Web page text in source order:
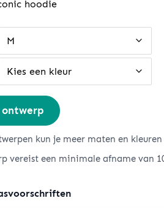
€36.66
hoodie
M
Kies een kleur
kun je meer maten en
vereist een minimale afname van